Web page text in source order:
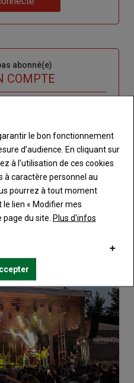
abonné(e)
COMPTE
et créez votre
à tout Terre de
compte
le bon fonctionnement
d’audience. En cliquant sur
à l’utilisation de ces cookies
à caractère personnel au
pourrez à tout moment
le lien « Modifier mes
du site. Plus d'infos